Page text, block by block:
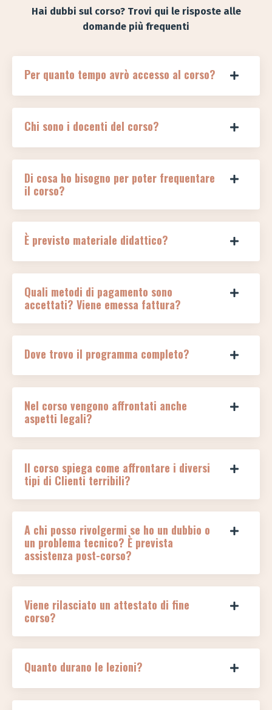
Hai dubbi sul corso? Trovi qui le risposte alle
domande più frequenti
Per quanto tempo avrò accesso al corso?
Chi sono i docenti del corso?
Di cosa ho bisogno per poter frequentare
il corso?
È previsto materiale didattico?
Quali metodi di pagamento sono
accettati? Viene emessa fattura?
Dove trovo il programma completo?
Nel corso vengono affrontati anche
aspetti legali?
Il corso spiega come affrontare i diversi
tipi di Clienti terribili?
A chi posso rivolgermi se ho un dubbio o
un problema tecnico? È prevista
assistenza post-corso?
Viene rilasciato un attestato di fine
corso?
Quanto durano le lezioni?